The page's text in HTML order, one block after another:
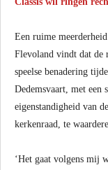
Een ruime
Flevoland vindt dat de
speelse benadering
Dedemsvaart, met een
eigenstandigheid van
kerkenraad, te
‘Het gaat volgens mij